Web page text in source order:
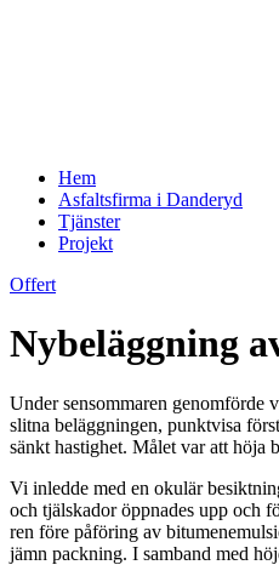
Hem
Asfaltsfirma i Danderyd
Tjänster
Projekt
Offert
Nybeläggning
Under sensommaren genomförde
slitna beläggningen, punktvisa
sänkt hastighet. Målet var att höja
Vi inledde med en okulär
och tjälskador öppnades upp och
ren före påföring av
jämn packning. I samband med